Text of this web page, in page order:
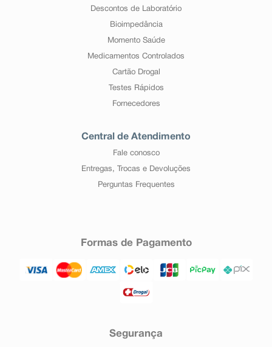
Descontos de Laboratório
Bioimpedância
Momento Saúde
Medicamentos Controlados
Cartão Drogal
Testes Rápidos
Fornecedores
Central de Atendimento
Fale conosco
Entregas, Trocas e Devoluções
Perguntas Frequentes
Formas de Pagamento
Segurança